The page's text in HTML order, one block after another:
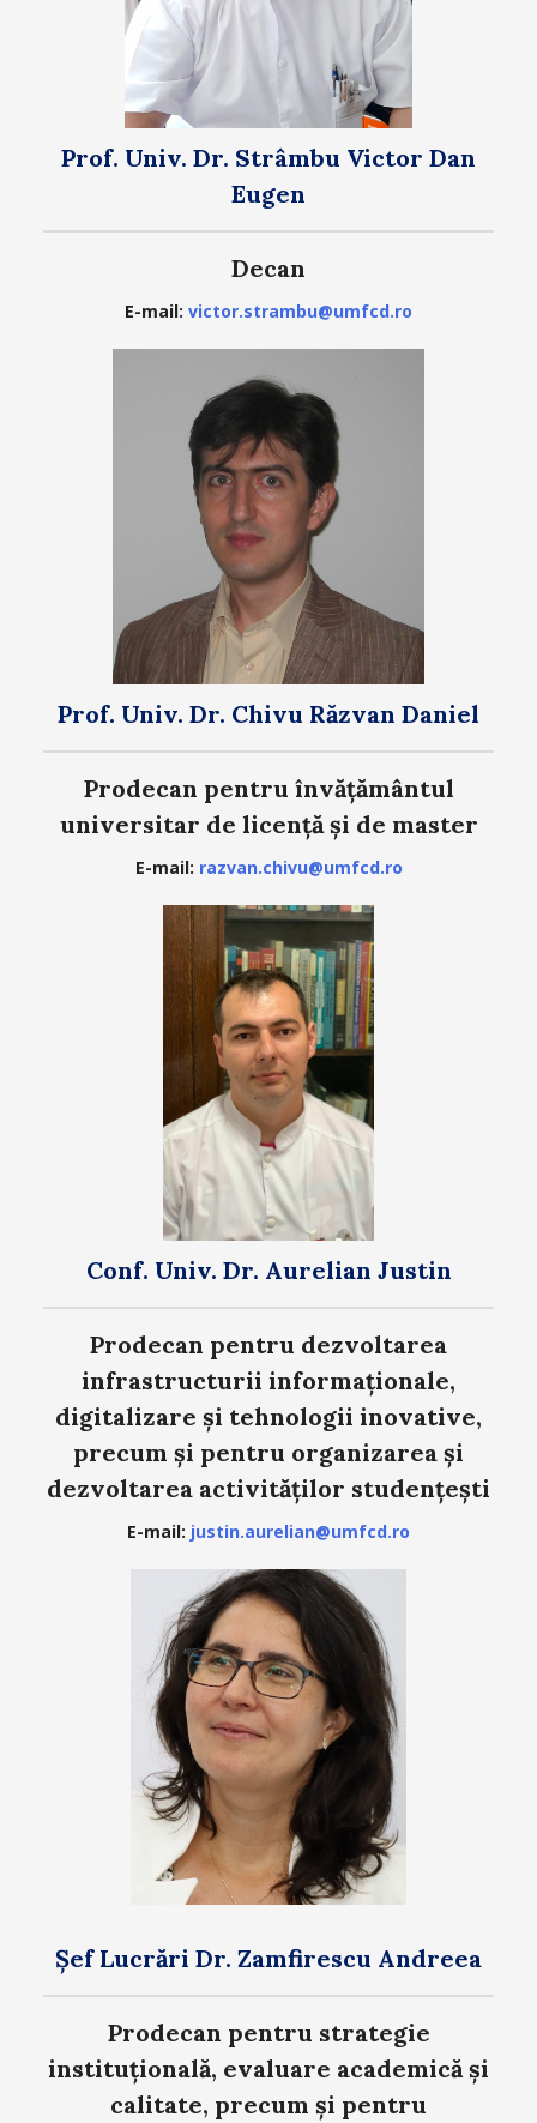
Prof. Univ. Dr. Strâmbu Victor Dan
Eugen
Decan
E-mail: victor.strambu@umfcd.ro
Prof. Univ. Dr. Chivu Răzvan Daniel
Prodecan pentru învățământul
universitar de licență și de master
E-mail: razvan.chivu@umfcd.ro
Conf. Univ. Dr. Aurelian Justin
Prodecan pentru dezvoltarea
infrastructurii informaționale,
digitalizare și tehnologii inovative,
precum și pentru organizarea și
dezvoltarea activităților studențești
E-mail: justin.aurelian@umfcd.ro
Șef Lucrări Dr. Zamfirescu Andreea
Prodecan pentru strategie
instituțională, evaluare academică și
calitate, precum și pentru